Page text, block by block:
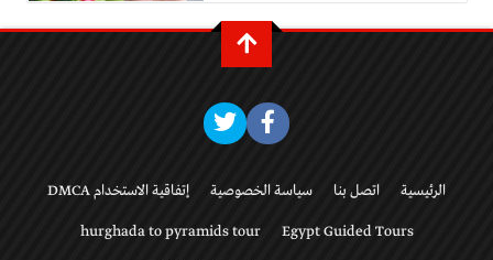
الرئيسية اتصل بنا سياسة الخصوصية إتفاقية الاستخدام DMCA
Egypt Guided Tours
hurghada to pyramids tour